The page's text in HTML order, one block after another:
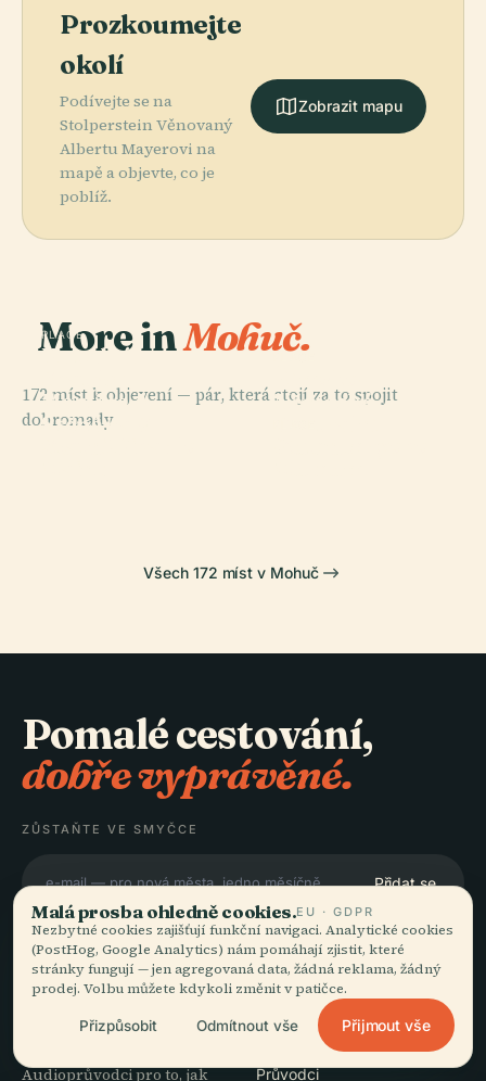
Prozkoumejte
okolí
Podívejte se na
Stolperstein Věnovaný
Albertu Mayerovi na
mapě a objevte, co je
poblíž.
Zobrazit mapu
More inMohuč.
172 míst k objevení — pár, která stojí za to spojit
dohromady.
PLACE
Katedrála
Martina A
Štěpána V
Německé
PLACE
Všech 172 míst v Mohuč
Pomalé cestování,
dobře vyprávěné.
ZŮSTAŇTE VE SMYČCE
Přidat se
Audiala
Audioprůvodci pro to, jak
OBJEVUJTE
Destinace
Průvodci
Malá prosba ohledně cookies.EU · GDPR
Nezbytné cookies zajišťují funkční navigaci. Analytické cookies
(PostHog, Google Analytics) nám pomáhají zjistit, které
stránky fungují — jen agregovaná data, žádná reklama, žádný
prodej. Volbu můžete kdykoli změnit v patičce.
Přizpůsobit Odmítnout vše Přijmout vše